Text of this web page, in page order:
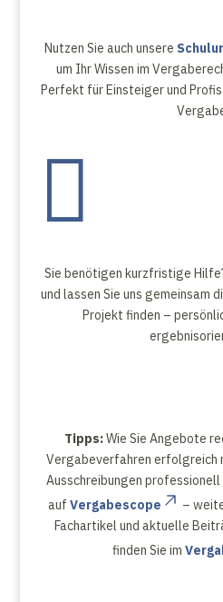
Nutzen Sie auch unsere
um Ihr Wissen im
Perfekt für Einsteiger und

Sie benötigen kurzfristige
und lassen Sie uns gemeinsam
Projekt finden –
Tipps:Wie Sie Angebote
Vergabeverfahren erfolgreich
Ausschreibungen
aufVergabescope
–
Fachartikel und aktuelle
finden Sie im